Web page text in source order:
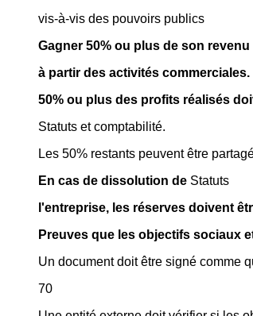
vis-à-vis des pouvoirs publics
Gagner 50% ou plus de son revenu
à partir des activités commerciales.
50% ou plus des profits réalisés
Statuts et comptabilité.
Les 50% restants peuvent être
En cas de dissolution de Statuts
l'entreprise, les réserves doivent
Preuves que les objectifs sociaux
Un document doit être signé comme
70